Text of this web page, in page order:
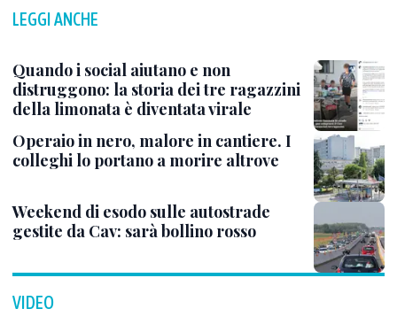
LEGGI ANCHE
Quando i social aiutano e non
distruggono: la storia dei tre ragazzini
della limonata è diventata virale
Operaio in nero, malore in cantiere. I
colleghi lo portano a morire altrove
Weekend di esodo sulle autostrade
gestite da Cav: sarà bollino rosso
VIDEO